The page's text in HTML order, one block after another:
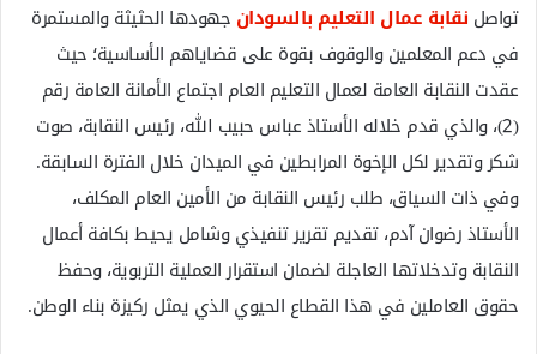
تواصل نقابة عمال التعليم بالسودان جهودها الحثيثة والمستمرة
في دعم المعلمين والوقوف بقوة على قضاياهم الأساسية؛ حيث
عقدت النقابة العامة لعمال التعليم العام اجتماع الأمانة العامة رقم
(2)، والذي قدم خلاله الأستاذ عباس حبيب الله، رئيس النقابة، صوت
شكر وتقدير لكل الإخوة المرابطين في الميدان خلال الفترة السابقة.
وفي ذات السياق، طلب رئيس النقابة من الأمين العام المكلف،
الأستاذ رضوان آدم، تقديم تقرير تنفيذي وشامل يحيط بكافة أعمال
النقابة وتدخلاتها العاجلة لضمان استقرار العملية التربوية، وحفظ
حقوق العاملين في هذا القطاع الحيوي الذي يمثل ركيزة بناء الوطن.